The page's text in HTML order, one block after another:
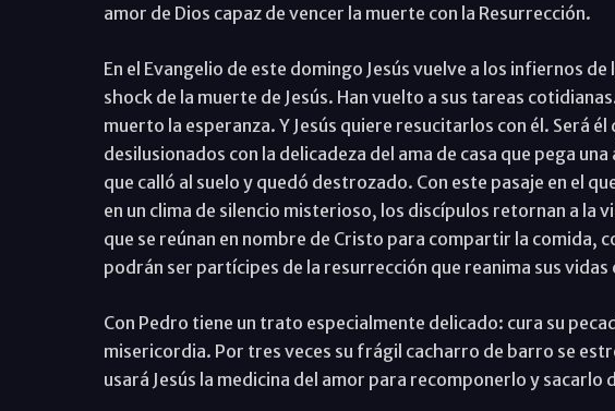
amor de Dios capaz de vencer la muerte con la Resurrección.
En el Evangelio de este domingo Jesús vuelve a los infiernos
shock de la muerte de Jesús. Han vuelto a sus tareas
muerto la esperanza. Y Jesús quiere resucitarlos con él. Será
desilusionados con la delicadeza del ama de casa que pega
que calló al suelo y quedó destrozado. Con este pasaje en el
en un clima de silencio misterioso, los discípulos retornan a la
que se reúnan en nombre de Cristo para compartir la comida,
podrán ser partícipes de la resurrección que reanima sus vidas
Con Pedro tiene un trato especialmente delicado: cura su
misericordia. Por tres veces su frágil cacharro de barro se
usará Jesús la medicina del amor para recomponerlo y sacarlo